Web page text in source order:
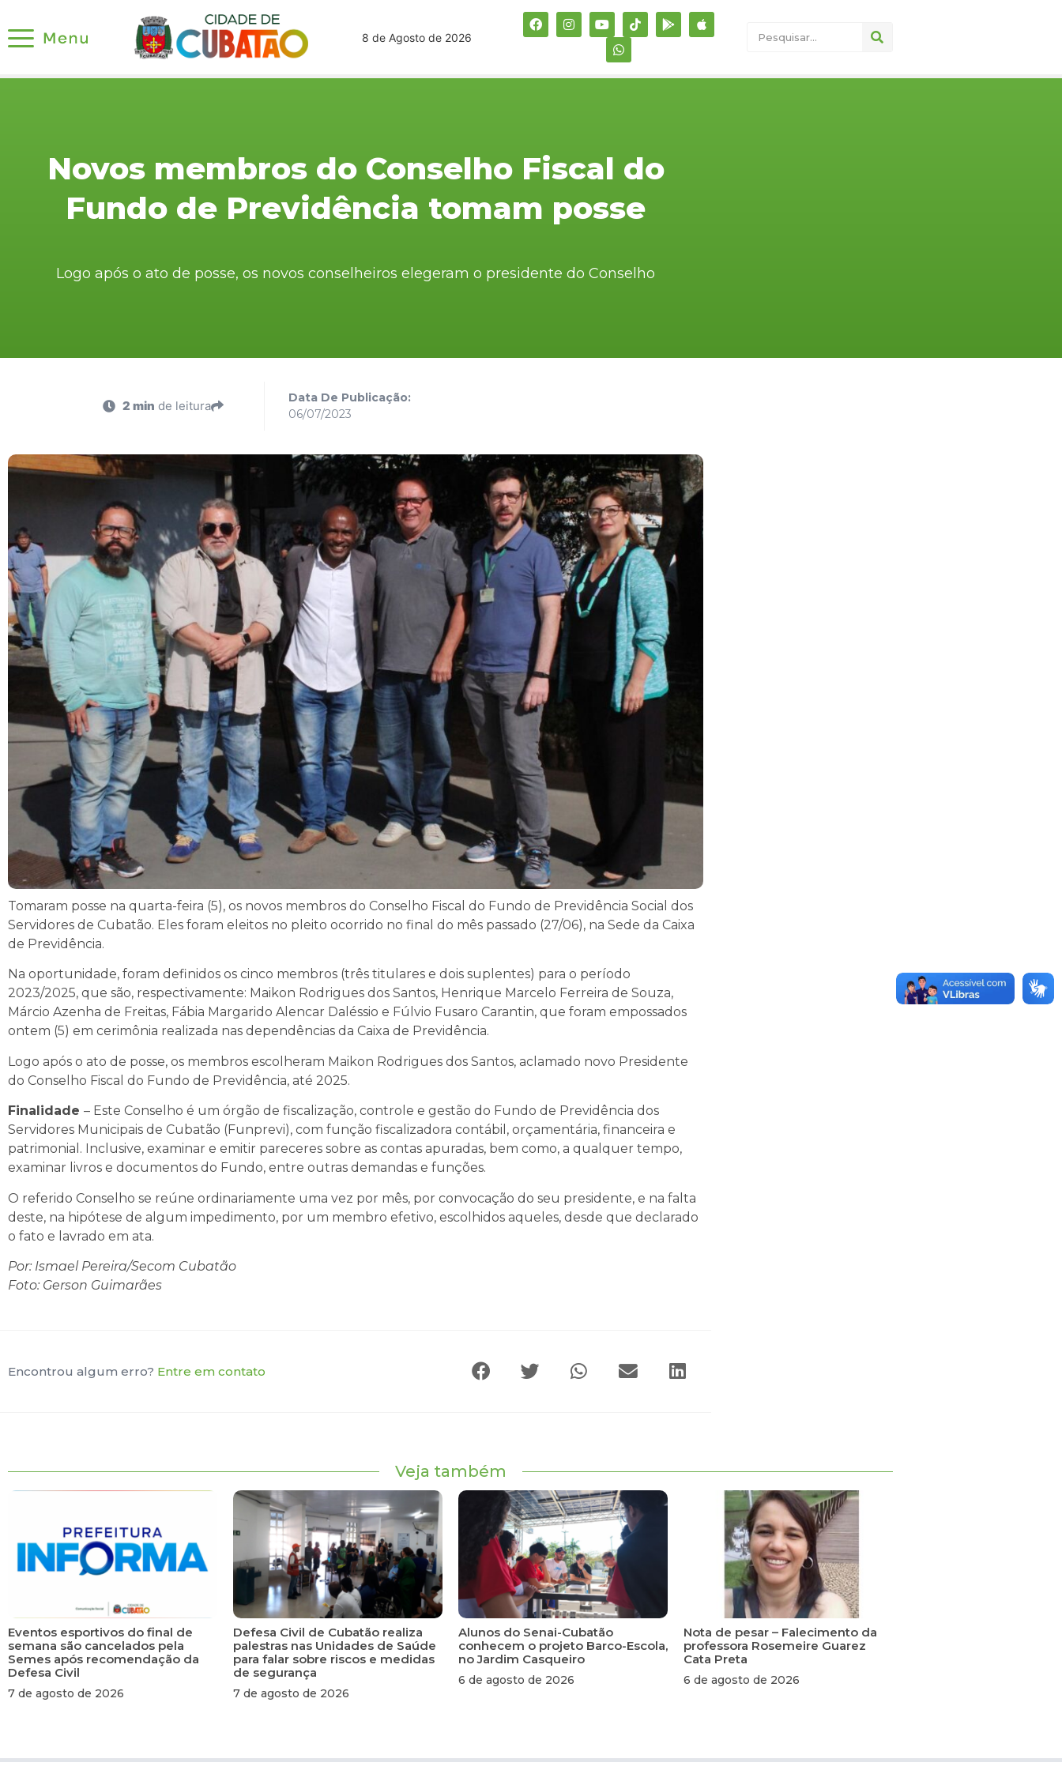
8 de Agosto de 2026
Novos membros do Conselho Fiscal do
Fundo de Previdência tomam posse
Logo após o ato de posse, os novos conselheiros elegeram o presidente do Conselho
2 min de leitura
Data De Publicação:
06/07/2023
Tomaram posse na quarta-feira (5), os novos membros do Conselho Fiscal do Fundo de Previdência Social dos
Servidores de Cubatão. Eles foram eleitos no pleito ocorrido no final do mês passado (27/06), na Sede da Caixa
de Previdência.
Na oportunidade, foram definidos os cinco membros (três titulares e dois suplentes) para o período
2023/2025, que são, respectivamente: Maikon Rodrigues dos Santos, Henrique Marcelo Ferreira de Souza,
Márcio Azenha de Freitas, Fábia Margarido Alencar Daléssio e Fúlvio Fusaro Carantin, que foram empossados
ontem (5) em cerimônia realizada nas dependências da Caixa de Previdência.
Logo após o ato de posse, os membros escolheram Maikon Rodrigues dos Santos, aclamado novo Presidente
do Conselho Fiscal do Fundo de Previdência, até 2025.
Finalidade – Este Conselho é um órgão de fiscalização, controle e gestão do Fundo de Previdência dos
Servidores Municipais de Cubatão (Funprevi), com função fiscalizadora contábil, orçamentária, financeira e
patrimonial. Inclusive, examinar e emitir pareceres sobre as contas apuradas, bem como, a qualquer tempo,
examinar livros e documentos do Fundo, entre outras demandas e funções.
O referido Conselho se reúne ordinariamente uma vez por mês, por convocação do seu presidente, e na falta
deste, na hipótese de algum impedimento, por um membro efetivo, escolhidos aqueles, desde que declarado
o fato e lavrado em ata.
Por: Ismael Pereira/Secom Cubatão
Foto: Gerson Guimarães
Encontrou algum erro? Entre em contato
Veja também
Eventos esportivos do final de
semana são cancelados pela
Semes após recomendação da
Defesa Civil
7 de agosto de 2026
Defesa Civil de Cubatão realiza
palestras nas Unidades de Saúde
para falar sobre riscos e medidas
de segurança
7 de agosto de 2026
Alunos do Senai-Cubatão
conhecem o projeto Barco-Escola,
no Jardim Casqueiro
6 de agosto de 2026
Nota de pesar – Falecimento da
professora Rosemeire Guarez
Cata Preta
6 de agosto de 2026